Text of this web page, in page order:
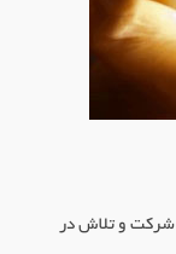
شرکت و تلاش در